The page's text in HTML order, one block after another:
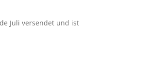
Juli versendet und ist